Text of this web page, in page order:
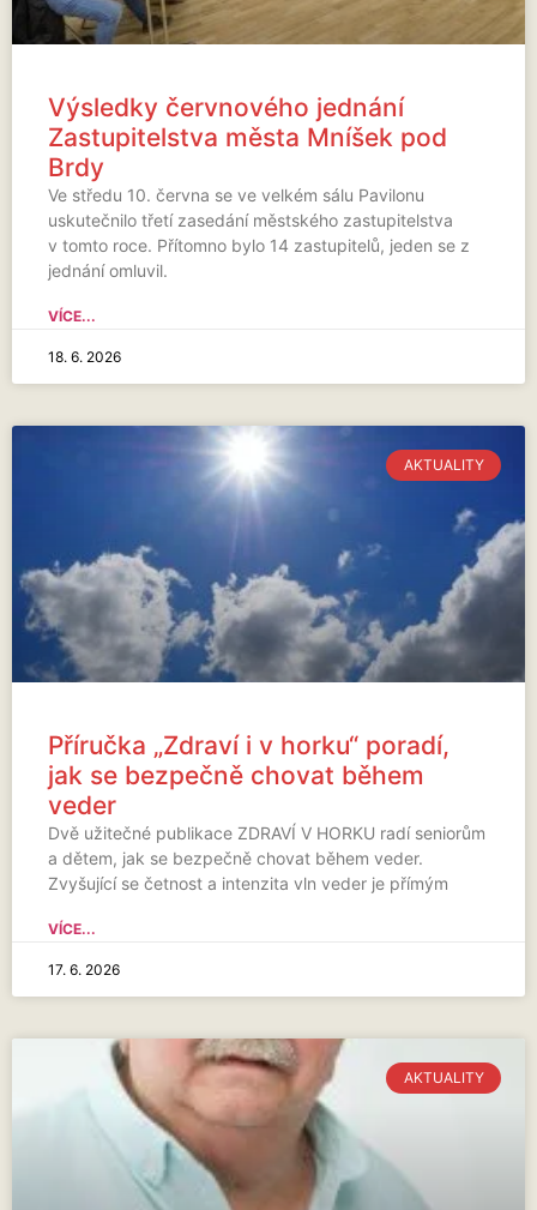
Výsledky červnového jednání
Zastupitelstva města Mníšek pod
Brdy
Ve středu 10. června se ve velkém sálu Pavilonu
uskutečnilo třetí zasedání městského zastupitelstva
v tomto roce. Přítomno bylo 14 zastupitelů, jeden se z
jednání omluvil.
VÍCE...
18. 6. 2026
AKTUALITY
Příručka „Zdraví i v horku“ poradí,
jak se bezpečně chovat během
veder
Dvě užitečné publikace ZDRAVÍ V HORKU radí seniorům
a dětem, jak se bezpečně chovat během veder.
Zvyšující se četnost a intenzita vln veder je přímým
VÍCE...
17. 6. 2026
AKTUALITY